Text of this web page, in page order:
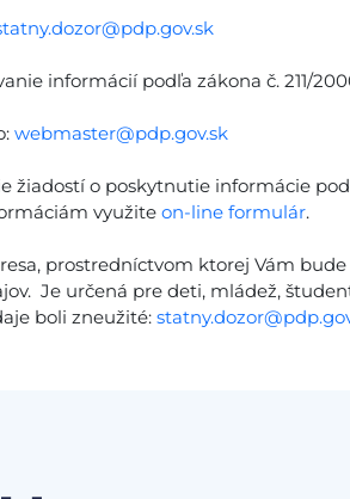
informácií podľa zákona č. 211/
webmaster@pdp.gov.sk
žiadostí o poskytnutie informácie
využite on-line formulár.
prostredníctvom ktorej Vám
Je určená pre deti, mládež,
boli zneužité: